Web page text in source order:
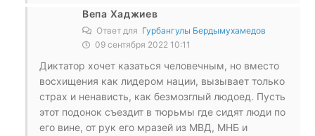
Вепа Хаджиев
Ответ для Гурбангулы Бердымухамедов
09 сентября 2022 10:11
Диктатор хочет казаться человечным, но вместо
восхищения как лидером нации, вызывает только
страх и ненависть, как безмозглый людоед. Пусть
этот подонок съездит в тюрьмы где сидят люди по
его вине, от рук его мразей из МВД, МНБ и